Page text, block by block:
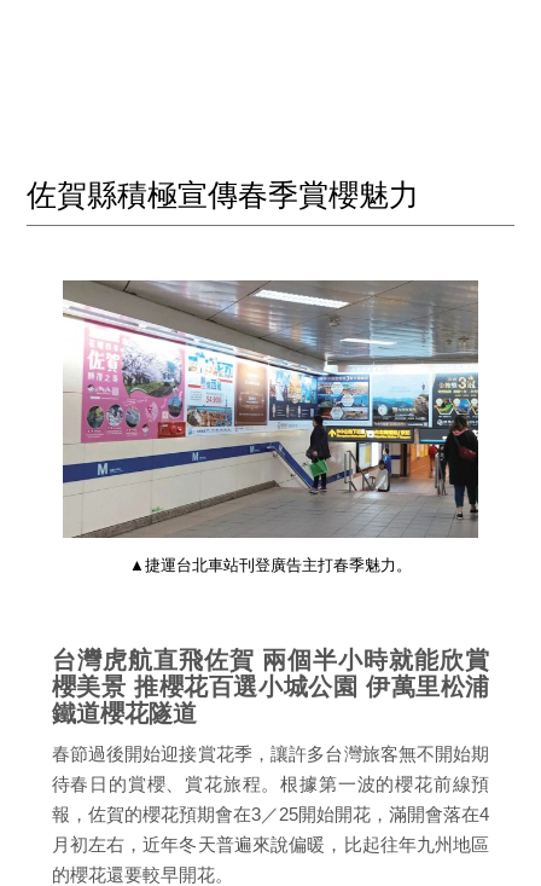
佐賀縣積極宣傳春季賞櫻魅力
▲捷運台北車站刊登廣告主打春季魅力。
台灣虎航直飛佐賀 兩個半小時就能欣賞
櫻美景 推櫻花百選小城公園 伊萬里松浦
鐵道櫻花隧道
春節過後開始迎接賞花季，讓許多台灣旅客無不開始期
待春日的賞櫻、賞花旅程。根據第一波的櫻花前線預
報，佐賀的櫻花預期會在3／25開始開花，滿開會落在4
月初左右，近年冬天普遍來說偏暖，比起往年九州地區
的櫻花還要較早開花。